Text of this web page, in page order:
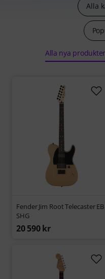
Alla
Alla nya produkter
Fender Jim Root Telecaster EB
SHG
20 590 kr